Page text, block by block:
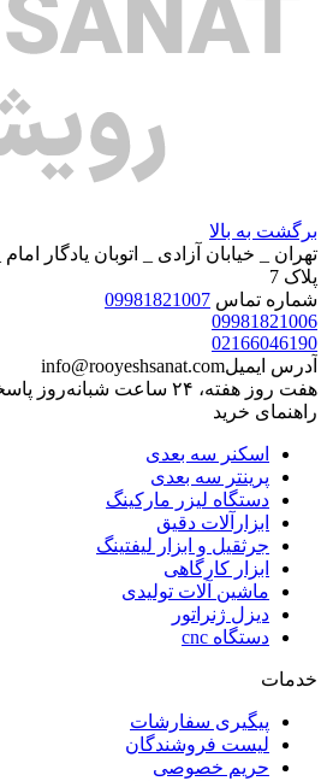
برگشت به بالا
تهران _ خیابان آزادی _ اتوبان یادگار
پلاک 7
شماره تماس 09981821007
09981821006
02166046190
آدرس ایمیلinfo@rooyeshsanat.com
هفت روز هفته، ۲۴ ساعت شبانه‌روز پاسخگوی شما هستیم.
راهنمای خرید
اسکنر سه بعدی
پرینتر سه بعدی
دستگاه لیزر مارکینگ
ابزارآلات دقیق
جرثقیل و ابزار لیفتینگ
ابزار کارگاهی
ماشین آلات تولیدی
دیزل ژنراتور
دستگاه cnc
خدمات
پیگیری سفارشات
لیست فروشندگان
حریم خصوصی